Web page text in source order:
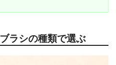
ラシの種類で選ぶ